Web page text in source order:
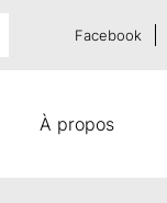
À propos
Facebook